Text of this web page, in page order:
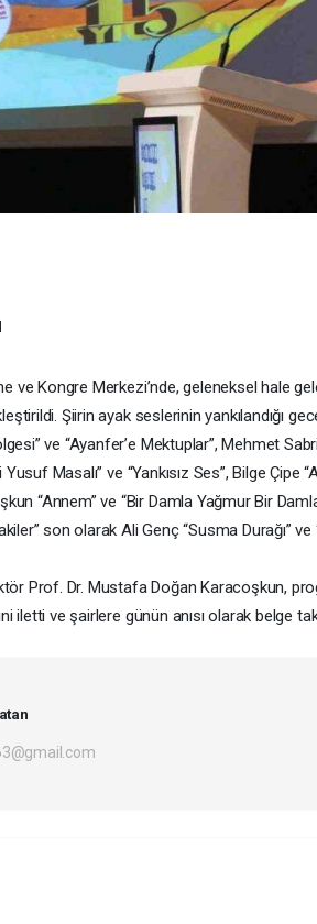
ve Kongre Merkezi’nde, geleneksel hale
Şiirin ayak seslerinin yankılandığı
ve “Ayanfer’e Mektuplar”, Mehmet
Masalı” ve “Yankısız Ses”, Bilge Çipe
“Annem” ve “Bir Damla Yağmur Bir
son olarak Ali Genç “Susma Durağı” ve
Prof. Dr. Mustafa Doğan Karacoşkun,
iletti ve şairlere günün anısı olarak belge